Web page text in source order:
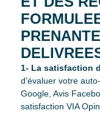
1- La satisfaction
d’évaluer votre
Google, Avis
satisfaction VIA